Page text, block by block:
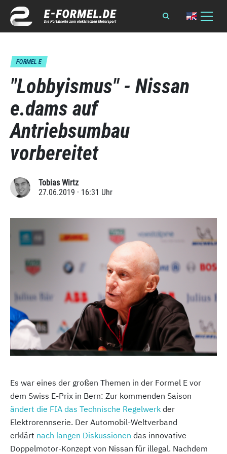
FORMEL E
"Lobbyismus" - Nissan
e.dams auf
Antriebsumbau
vorbereitet
Tobias Wirtz
27.06.2019 · 16:31 Uhr
Es war eines der großen Themen in der Formel E vor
dem Swiss E-Prix in Bern: Zur kommenden Saison
ändert die FIA das Technische Regelwerk der
Elektrorennserie. Der Automobil-Weltverband
erklärt nach langen Diskussionen das innovative
Doppelmotor-Konzept von Nissan für illegal. Nachdem